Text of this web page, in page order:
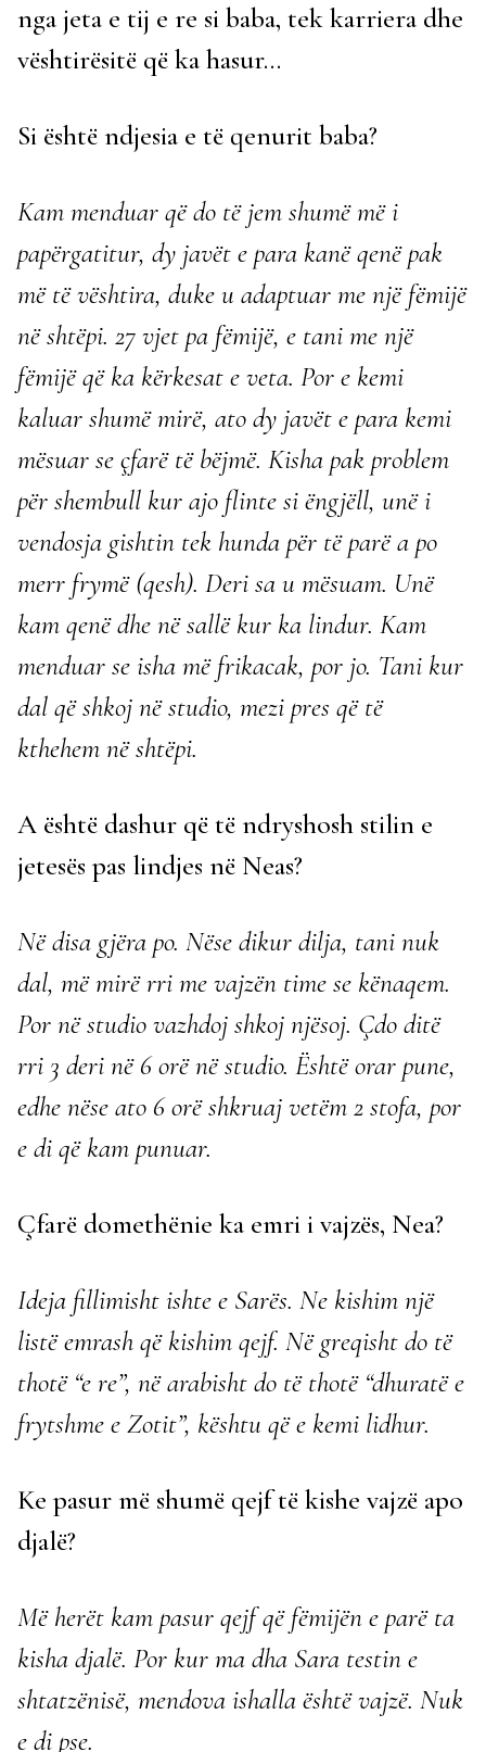
nga jeta e tij e re si baba, tek karriera dhe
vështirësitë që ka hasur…
Si është ndjesia e të qenurit baba?
Kam menduar që do të jem shumë më i
papërgatitur, dy javët e para kanë qenë pak
më të vështira, duke u adaptuar me një fëmijë
në shtëpi. 27 vjet pa fëmijë, e tani me një
fëmijë që ka kërkesat e veta. Por e kemi
kaluar shumë mirë, ato dy javët e para kemi
mësuar se çfarë të bëjmë. Kisha pak problem
për shembull kur ajo flinte si ëngjëll, unë i
vendosja gishtin tek hunda për të parë a po
merr frymë (qesh). Deri sa u mësuam. Unë
kam qenë dhe në sallë kur ka lindur. Kam
menduar se isha më frikacak, por jo. Tani kur
dal që shkoj në studio, mezi pres që të
kthehem në shtëpi.
A është dashur që të ndryshosh stilin e
jetesës pas lindjes në Neas?
Në disa gjëra po. Nëse dikur dilja, tani nuk
dal, më mirë rri me vajzën time se kënaqem.
Por në studio vazhdoj shkoj njësoj. Çdo ditë
rri 3 deri në 6 orë në studio. Është orar pune,
edhe nëse ato 6 orë shkruaj vetëm 2 stofa, por
e di që kam punuar.
Çfarë domethënie ka emri i vajzës, Nea?
Ideja fillimisht ishte e Sarës. Ne kishim një
listë emrash që kishim qejf. Në greqisht do të
thotë “e re”, në arabisht do të thotë “dhuratë e
frytshme e Zotit”, kështu që e kemi lidhur.
Ke pasur më shumë qejf të kishe vajzë apo
djalë?
Më herët kam pasur qejf që fëmijën e parë ta
kisha djalë. Por kur ma dha Sara testin e
shtatzënisë, mendova ishalla është vajzë. Nuk
e di pse.